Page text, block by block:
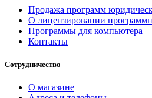
Продажа программ
О лицензировании
Программы для компьютера
Контакты
Сотрудничество
О магазине